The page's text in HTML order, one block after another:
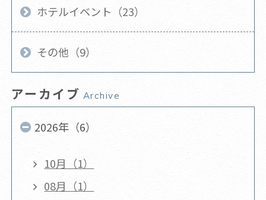
ホテルイベント（23）
その他（9）
アーカイブ Archive
2026年（6）
10月（1）
08月（1）